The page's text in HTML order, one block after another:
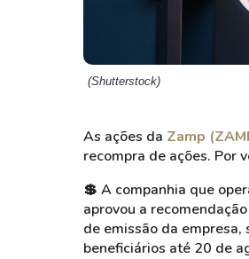
(Shutterstock)
As ações da Zamp
recompra de ações. Por
💲 A companhia que
aprovou a
de emissão da empresa,
beneficiários até 20 de